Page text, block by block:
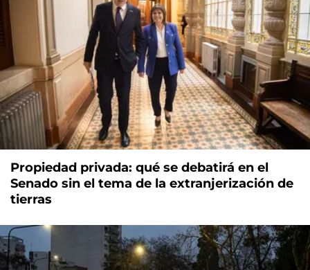
Propiedad privada: qué se debatirá en el
Senado sin el tema de la extranjerización de
tierras